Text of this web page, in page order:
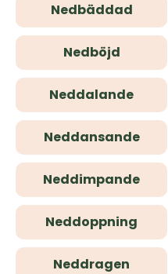
Nedbäddad
Nedböjd
Neddalande
Neddansande
Neddimpande
Neddoppning
Neddragen